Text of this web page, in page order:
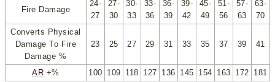
Fire Damage
24-
27
27-
30
30-
33
33-
36
36-
39
39-
42
45-
49
51-
56
57-
63
63-
70
Converts Physical
Damage To Fire
Damage %
23 25 27 29 31 33 35 37 39 41
AR +% 100 109 118 127 136 145 154 163 172 181